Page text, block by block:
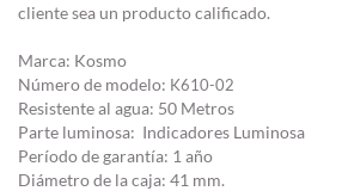
cliente sea un producto calificado.
Marca: Kosmo
Número de modelo: K610-02
Resistente al agua: 50 Metros
Parte luminosa: Indicadores Luminosa
Período de garantía: 1 año
Diámetro de la caja: 41 mm.